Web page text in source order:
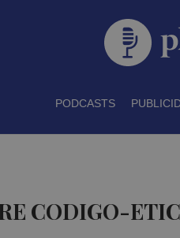
PODCASTS
CODIGO-